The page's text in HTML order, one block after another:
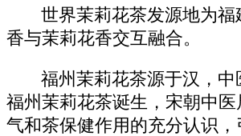
世界茉莉花茶发源地为福
香与茉莉花香交互融合。
福州茉莉花茶源于汉，中
福州茉莉花茶诞生，宋朝中
气和茶保健作用的充分认识，